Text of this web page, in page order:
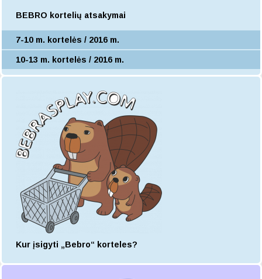
BEBRO kortelių atsakymai
7-10 m. kortelės / 2016 m.
10-13 m. kortelės / 2016 m.
Kur įsigyti „Bebro“ korteles?